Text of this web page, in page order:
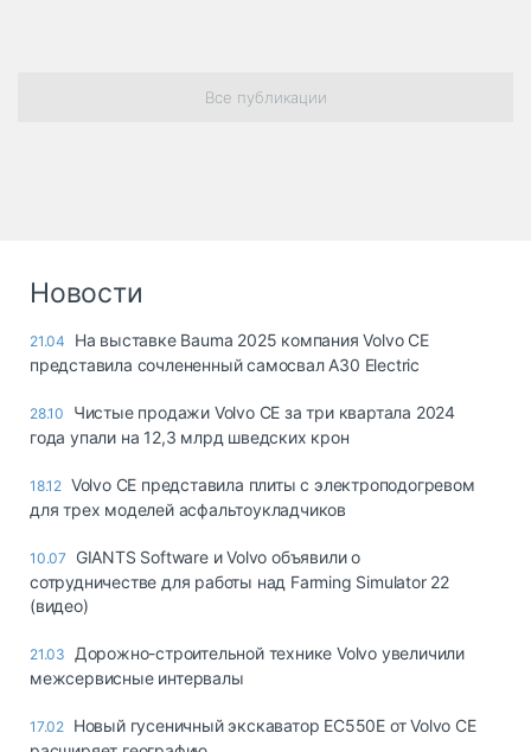
Все публикации
Новости
21.04
На выставке Bauma 2025 компания Volvo CE
представила сочлененный самосвал A30 Electric
28.10
Чистые продажи Volvo CE за три квартала 2024
года упали на 12,3 млрд шведских крон
18.12 Volvo CE представила плиты с электроподогревом
для трех моделей асфальтоукладчиков
10.07
GIANTS Software и Volvo объявили о
сотрудничестве для работы над Farming Simulator 22
(видео)
21.03
Дорожно-строительной технике Volvo увеличили
межсервисные интервалы
17.02 Новый гусеничный экскаватор EC550E от Volvo CE